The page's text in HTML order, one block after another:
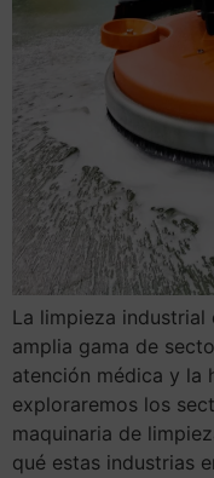
La limpieza industrial
amplia gama de
atención médica y la
exploraremos los
maquinaria de
qué estas industrias